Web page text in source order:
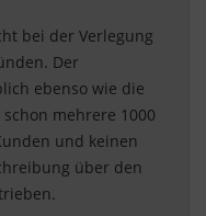
Der
ebenso wie die
mehrere 1000
und keinen
über den